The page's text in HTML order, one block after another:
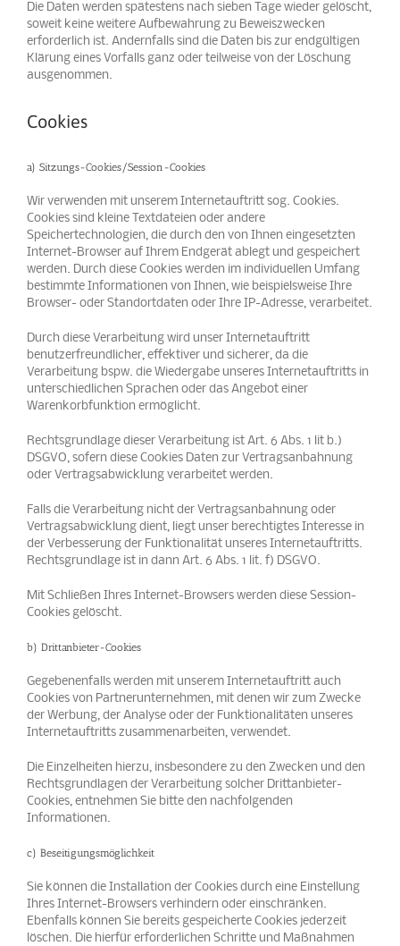
Die Daten werden spätestens nach sieben Tage wieder gelöscht,
soweit keine weitere Aufbewahrung zu Beweiszwecken
erforderlich ist. Andernfalls sind die Daten bis zur endgültigen
Klärung eines Vorfalls ganz oder teilweise von der Löschung
ausgenommen.
Cookies
a) Sitzungs-Cookies/Session-Cookies
Wir verwenden mit unserem Internetauftritt sog. Cookies.
Cookies sind kleine Textdateien oder andere
Speichertechnologien, die durch den von Ihnen eingesetzten
Internet-Browser auf Ihrem Endgerät ablegt und gespeichert
werden. Durch diese Cookies werden im individuellen Umfang
bestimmte Informationen von Ihnen, wie beispielsweise Ihre
Browser- oder Standortdaten oder Ihre IP-Adresse, verarbeitet.
Durch diese Verarbeitung wird unser Internetauftritt
benutzerfreundlicher, effektiver und sicherer, da die
Verarbeitung bspw. die Wiedergabe unseres Internetauftritts in
unterschiedlichen Sprachen oder das Angebot einer
Warenkorbfunktion ermöglicht.
Rechtsgrundlage dieser Verarbeitung ist Art. 6 Abs. 1 lit b.)
DSGVO, sofern diese Cookies Daten zur Vertragsanbahnung
oder Vertragsabwicklung verarbeitet werden.
Falls die Verarbeitung nicht der Vertragsanbahnung oder
Vertragsabwicklung dient, liegt unser berechtigtes Interesse in
der Verbesserung der Funktionalität unseres Internetauftritts.
Rechtsgrundlage ist in dann Art. 6 Abs. 1 lit. f) DSGVO.
Mit Schließen Ihres Internet-Browsers werden diese Session-
Cookies gelöscht.
b) Drittanbieter-Cookies
Gegebenenfalls werden mit unserem Internetauftritt auch
Cookies von Partnerunternehmen, mit denen wir zum Zwecke
der Werbung, der Analyse oder der Funktionalitäten unseres
Internetauftritts zusammenarbeiten, verwendet.
Die Einzelheiten hierzu, insbesondere zu den Zwecken und den
Rechtsgrundlagen der Verarbeitung solcher Drittanbieter-
Cookies, entnehmen Sie bitte den nachfolgenden
Informationen.
c) Beseitigungsmöglichkeit
Sie können die Installation der Cookies durch eine Einstellung
Ihres Internet-Browsers verhindern oder einschränken.
Ebenfalls können Sie bereits gespeicherte Cookies jederzeit
löschen. Die hierfür erforderlichen Schritte und Maßnahmen